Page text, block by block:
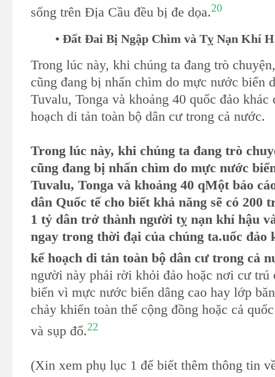
sống trên Địa Cầu đều bị đe dọa.20
• Đất Đai Bị Ngập Chìm và Tỵ Nạn Khí
Trong lúc này, khi chúng ta đang trò
cũng đang bị nhấn chìm do mực nước biển
Tuvalu, Tonga và khoảng 40 quốc đảo khác
hoạch di tản toàn bộ dân cư trong cả nước.
Trong lúc này, khi chúng ta đang trò
cũng đang bị nhấn chìm do mực nước
Tuvalu, Tonga và khoảng 40 qMột báo
dân Quốc tế cho biết khả năng sẽ có 200
1 tỷ dân trở thành người tỵ nạn khí hậu
ngay trong thời đại của chúng ta.uốc đảo
kế hoạch di tản toàn bộ dân cư trong cả
người này phải rời khỏi đảo hoặc nơi cư trú
biển vì mực nước biển dâng cao hay lớp
chảy khiến toàn thể cộng đồng hoặc cả
và sụp đổ.22
(Xin xem phụ lục 1 để biết thêm thông tin